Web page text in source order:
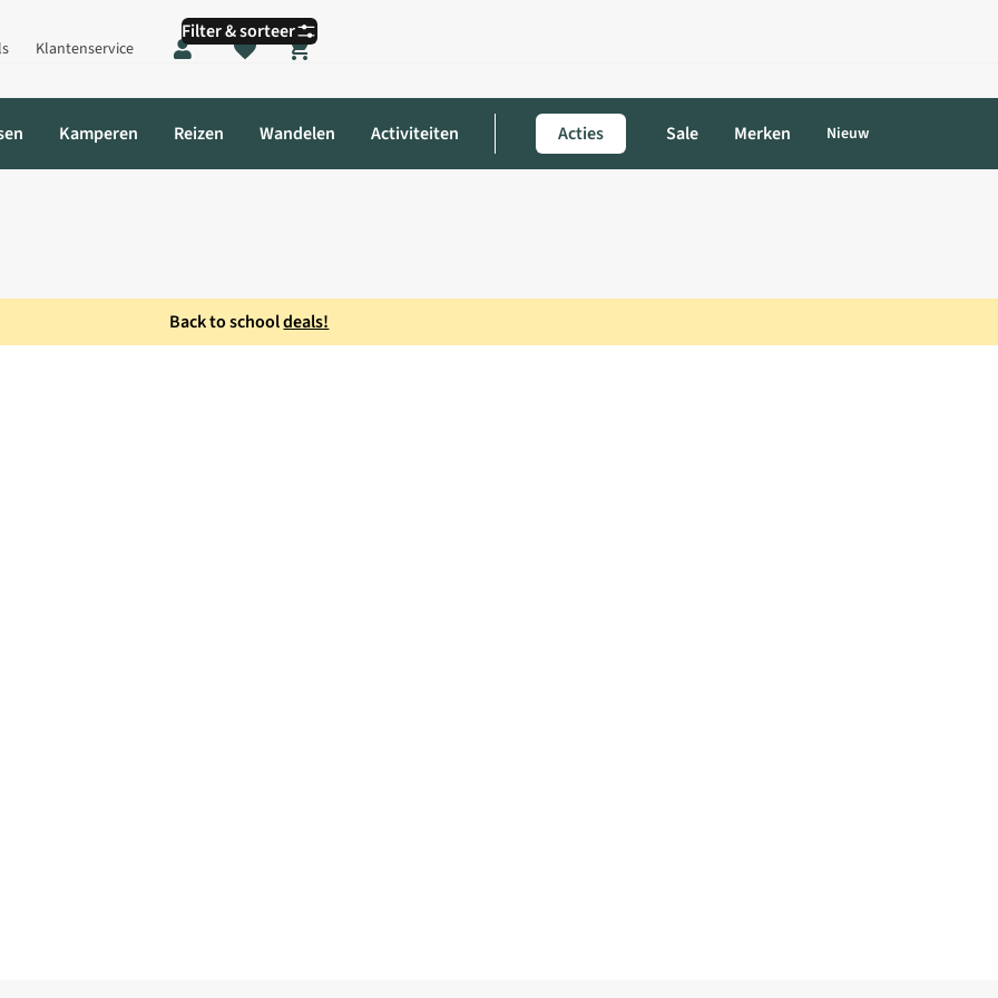
Klantenservice
Shopping cart
Kamperen Reizen Wandelen Activiteiten Acties Sale Merken Nieuw
Back to schooldeals!
Filter & sorteer